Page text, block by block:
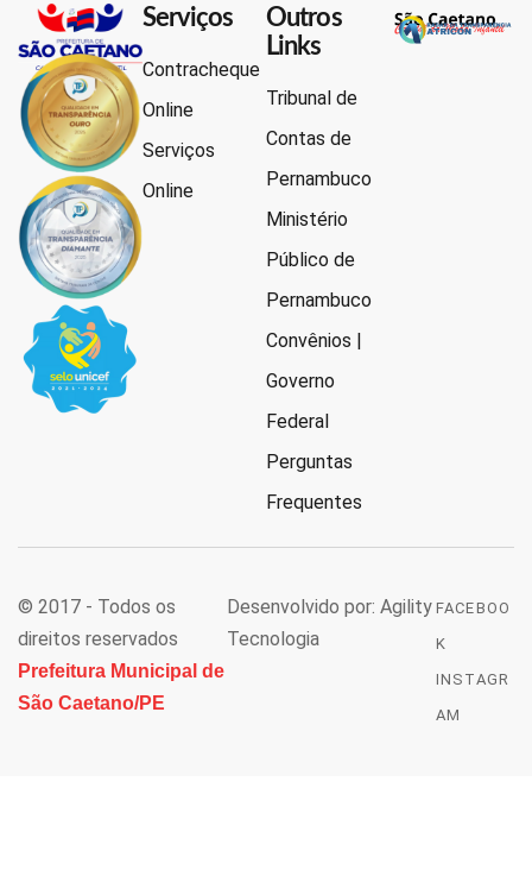
Serviços
Contracheque
Online
Serviços
Online
Outros
Links
Tribunal de
Contas de
Pernambuco
Ministério
Público de
Pernambuco
Convênios |
Governo
Federal
Perguntas
Frequentes
© 2017 - Todos os
direitos reservados
Prefeitura Municipal de
São Caetano/PE
Desenvolvido por: Agility
Tecnologia
FACEBOO
K
INSTAGR
AM